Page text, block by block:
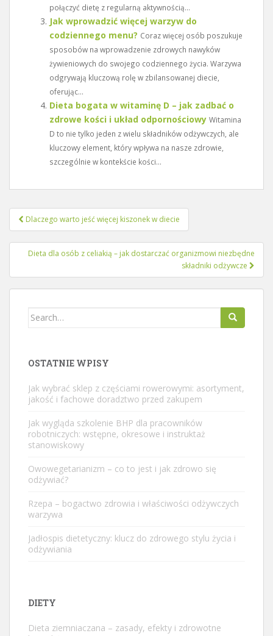
połączyć dietę z regularną aktywnością...
Jak wprowadzić więcej warzyw do
codziennego menu? Coraz więcej osób poszukuje
sposobów na wprowadzenie zdrowych nawyków
żywieniowych do swojego codziennego życia. Warzywa
odgrywają kluczową rolę w zbilansowanej diecie,
oferując...
Dieta bogata w witaminę D – jak zadbać o
zdrowe kości i układ odpornościowy Witamina
D to nie tylko jeden z wielu składników odżywczych, ale
kluczowy element, który wpływa na nasze zdrowie,
szczególnie w kontekście kości...
Nawigacja
wpisu
Dlaczego warto jeść więcej kiszonek w diecie
Dieta dla osób z celiakią – jak dostarczać organizmowi niezbędne
składniki odżywcze
Search
OSTATNIE WPISY
Jak wybrać sklep z częściami rowerowymi: asortyment,
jakość i fachowe doradztwo przed zakupem
Jak wygląda szkolenie BHP dla pracowników
robotniczych: wstępne, okresowe i instruktaż
stanowiskowy
Owowegetarianizm – co to jest i jak zdrowo się
odżywiać?
Rzepa – bogactwo zdrowia i właściwości odżywczych
warzywa
Jadłospis dietetyczny: klucz do zdrowego stylu życia i
odżywiania
DIETY
Dieta ziemniaczana – zasady, efekty i zdrowotne